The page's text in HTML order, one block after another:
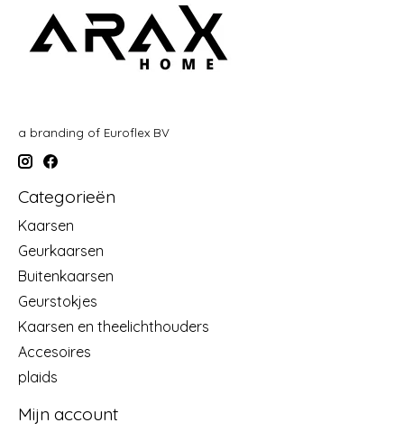
a branding of Euroflex BV
Categorieën
Kaarsen
Geurkaarsen
Buitenkaarsen
Geurstokjes
Kaarsen en theelichthouders
Accesoires
plaids
Mijn account